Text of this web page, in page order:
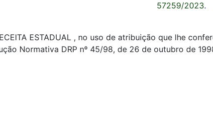
57259/2023.
ESTADUAL , no uso de atribuição que lhe
Normativa DRP nº 45/98, de 26 de outubro de